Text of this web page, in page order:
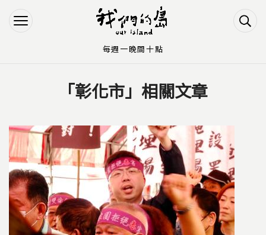
Jump to Navigation
Jump to Main content
「彰化市」相關文章
每週一晚間十點